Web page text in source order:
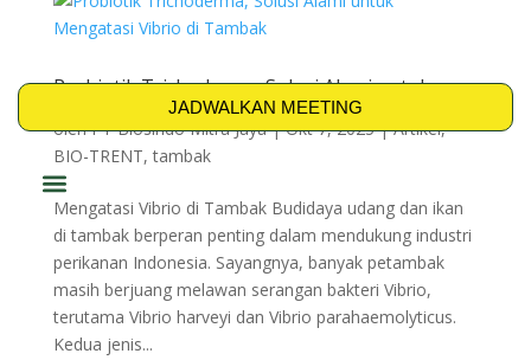
JADWALKAN MEETING
Probiotik Trichoderma, Solusi Alami untuk
Mengatasi Vibrio di Tambak
olehPT Biosindo Mitra Jaya|Okt 7, 2025|Artikel,
BIO-TRENT,tambak
Mengatasi Vibrio di Tambak Budidaya udang dan ikan
di tambak berperan penting dalam mendukung industri
perikanan Indonesia. Sayangnya, banyak petambak
masih berjuang melawan serangan bakteri Vibrio,
terutama Vibrio harveyi dan Vibrio parahaemolyticus.
Kedua jenis...